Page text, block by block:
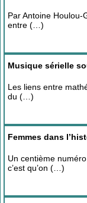
Par Antoine
entre (…)
Musique sérielle
Les liens entre
du (…)
Femmes dans
Un centième
c’est qu’on (…)